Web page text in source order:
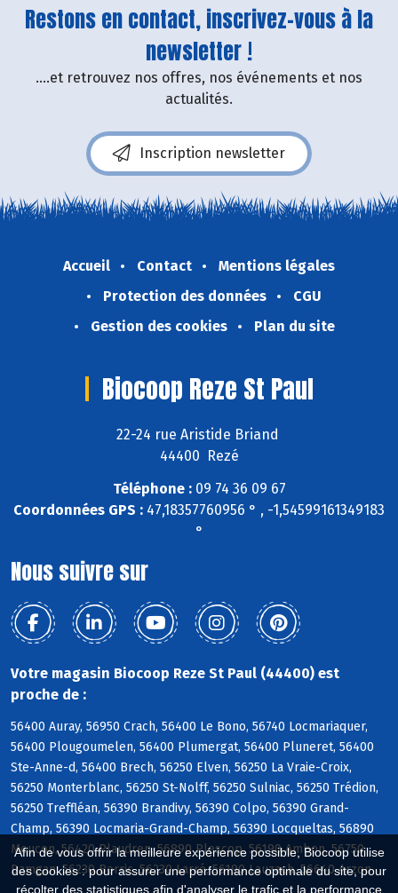
Afin de vous offrir la meilleure expérience possible, Biocoop utilise
des cookies : pour assurer une performance optimale du site, pour
récolter des statistiques afin d'analyser le trafic et la performance
Restons en contact, inscrivez-vous à la
newsletter !
....et retrouvez nos offres, nos événements et nos
actualités.
Inscription newsletter
Accueil Contact
Mentions légales
Protection des données
CGU
Gestion des cookies
Plan du site
Biocoop Reze St Paul
22-24 rue Aristide Briand
44400 Rezé
Téléphone :09 74 36 09 67
Coordonnées GPS : 47,18357760956 ° , -1,54599161349183
°
Nous suivre sur
Votre magasin Biocoop Reze St Paul (44400) est
proche de :
56400 Auray, 56950 Crach, 56400 Le Bono, 56740 Locmariaquer,
56400 Plougoumelen, 56400 Plumergat, 56400 Pluneret, 56400
Ste-Anne-d, 56400 Brech, 56250 Elven, 56250 La Vraie-Croix,
56250 Monterblanc, 56250 St-Nolff, 56250 Sulniac, 56250 Trédion,
56250 Treffléan, 56390 Brandivy, 56390 Colpo, 56390 Grand-
Champ, 56390 Locmaria-Grand-Champ, 56390 Locqueltas, 56890
Meucon, 56420 Plaudren, 56890 Plescop, 56190 Ambon, 56750
Damgan, 56230 Berric, 56230 Larré, 56190 Lauzach, 56640 Arzon